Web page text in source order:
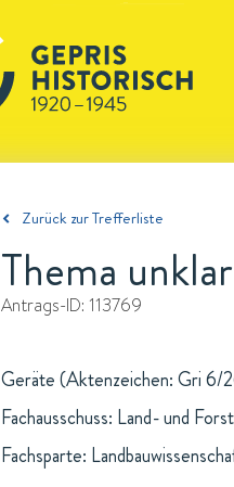
Zurück zur Trefferliste
Thema unklar
Antrags-ID: 113769
Geräte (Aktenzeichen: Gri 6/
Fachausschuss: Land- und
Fachsparte: